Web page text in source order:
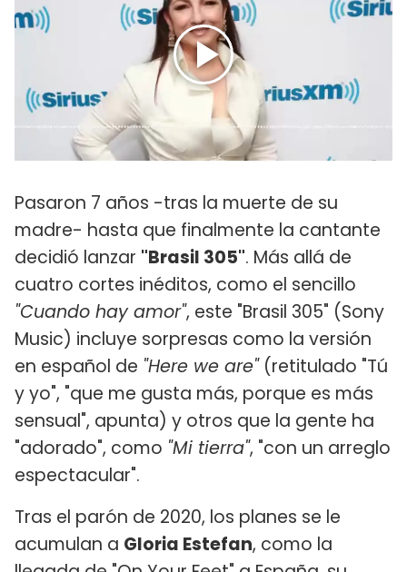
Pasaron 7 años -tras la muerte de su
madre- hasta que finalmente la cantante
decidió lanzar "Brasil 305". Más allá de
cuatro cortes inéditos, como el sencillo
"Cuando hay amor", este "Brasil 305" (Sony
Music) incluye sorpresas como la versión
en español de "Here we are"(retitulado "Tú
y yo", "que me gusta más, porque es más
sensual", apunta) y otros que la gente ha
"adorado", como "Mi tierra", "con un arreglo
espectacular".
Tras el parón de 2020, los planes se le
acumulan a Gloria Estefan, como la